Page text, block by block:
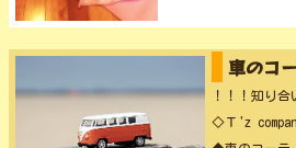
車のコ
！！！知り合
◇Ｔ'z